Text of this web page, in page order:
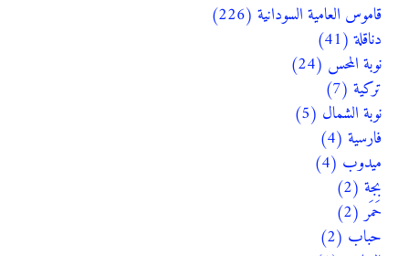
قاموس العامية السودانية (226)
دناقلة (41)
نوبة المحس (24)
تركية (7)
نوبة الشمال (5)
فارسية (4)
ميدوب (4)
بجة (2)
حَمَر (2)
حباب (2)